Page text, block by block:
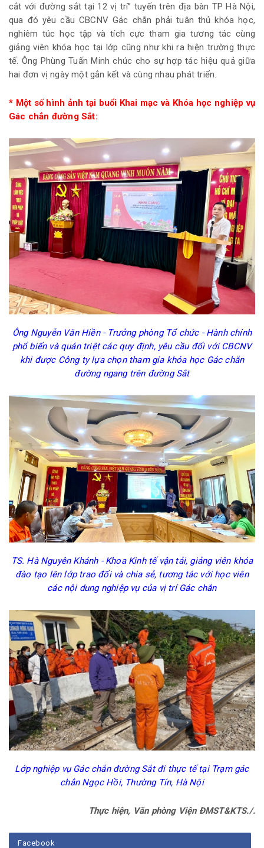
cắt với đường sắt tại 12 vị trí” tuyến trên địa bàn TP Hà Nội,
qua đó yêu cầu CBCNV Gác chắn phải tuân thủ khóa học,
nghiêm túc học tập và tích cực tham gia tương tác cùng
giảng viên khóa học tại lớp cũng như khi ra hiện trường thực
tế. Ông Phùng Tuấn Minh chúc cho sự hợp tác hiệu quả giữa
hai đơn vị ngày một gắn kết và cùng nhau phát triển.
* Một số hình ảnh tại buổi Khai mạc và Khóa học nghiệp vụ
Gác chắn đường Sắt:
Ông Nguyễn Văn Hiền - Trưởng phòng Tổ chức - Hành chính
phổ biến và quán triệt các quy định, yêu cầu đối với CBCNV
khi được Công ty lựa chọn tham gia khóa học Gác chắn
đường ngang trên đường Sắt
TS. Hà Nguyên Khánh - Khoa Kinh tế vận tải, giảng viên khóa
đào tạo lên lớp trao đổi và chia sẻ, tương tác với học viên
các nội dung nghiệp vụ của vị trí Gác chắn
Lớp nghiệp vụ Gác chắn đường Sắt đi thực tế tại Trạm gác
chắn Ngọc Hồi, Thường Tín, Hà Nội
Thực hiện, Văn phòng Viện ĐMST&KTS./.
Facebook